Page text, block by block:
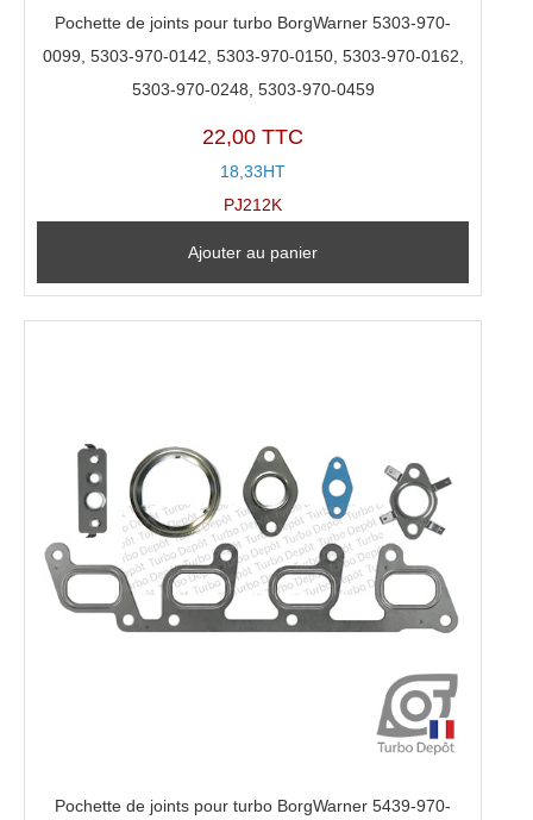
Pochette de joints pour turbo BorgWarner 5303-970-
0099, 5303-970-0142, 5303-970-0150, 5303-970-0162,
5303-970-0248, 5303-970-0459
22,00 TTC
18,33HT
PJ212K
Ajouter au panier
Pochette de joints pour turbo BorgWarner 5439-970-